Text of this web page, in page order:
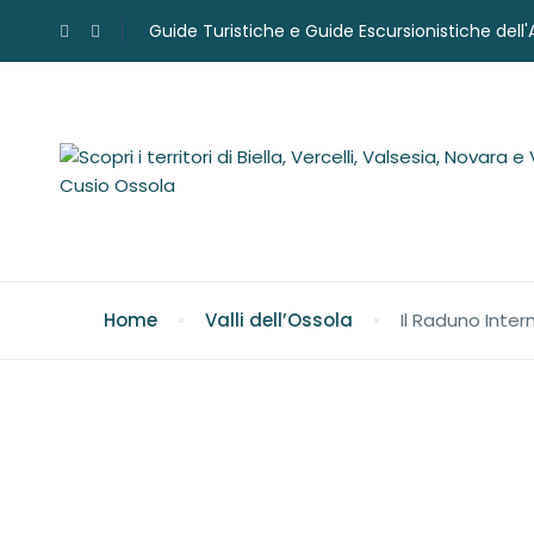
Guide Turistiche e Guide Escursionistiche
Home Valli dell’Ossola Il Raduno